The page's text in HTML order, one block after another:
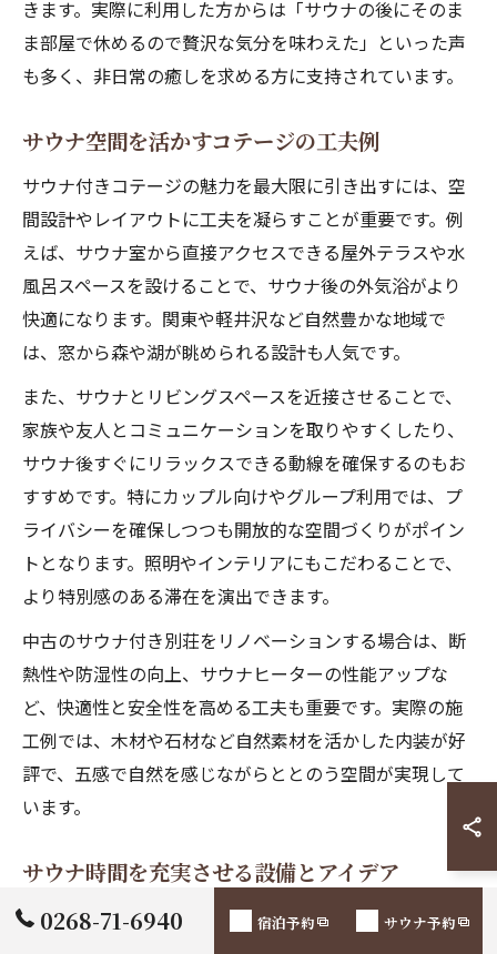
きます。実際に利用した方からは「サウナの後にそのま
ま部屋で休めるので贅沢な気分を味わえた」といった声
も多く、非日常の癒しを求める方に支持されています。
サウナ空間を活かすコテージの工夫例
サウナ付きコテージの魅力を最大限に引き出すには、空
間設計やレイアウトに工夫を凝らすことが重要です。例
えば、サウナ室から直接アクセスできる屋外テラスや水
風呂スペースを設けることで、サウナ後の外気浴がより
快適になります。関東や軽井沢など自然豊かな地域で
は、窓から森や湖が眺められる設計も人気です。
また、サウナとリビングスペースを近接させることで、
家族や友人とコミュニケーションを取りやすくしたり、
サウナ後すぐにリラックスできる動線を確保するのもお
すすめです。特にカップル向けやグループ利用では、プ
ライバシーを確保しつつも開放的な空間づくりがポイン
トとなります。照明やインテリアにもこだわることで、
より特別感のある滞在を演出できます。
中古のサウナ付き別荘をリノベーションする場合は、断
熱性や防湿性の向上、サウナヒーターの性能アップな
ど、快適性と安全性を高める工夫も重要です。実際の施
工例では、木材や石材など自然素材を活かした内装が好
評で、五感で自然を感じながらととのう空間が実現して
います。
サウナ時間を充実させる設備とアイデア
サウナ付きコテージでの満足度を左右するのは、サウナ
0268-71-6940 宿泊予約 サウナ予約